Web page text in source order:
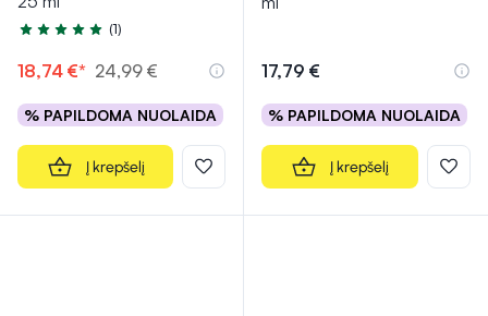
Įvertinimas 5.0 iš 5
(1)
18,74 €* 24,99 €
% PAPILDOMA NUOLAIDA
Į krepšelį
17,79 €
% PAPILDOMA NUOLAIDA
Į krepšelį